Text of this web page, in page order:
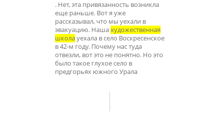
. Нет, эта привязанность возникла
еще раньше. Вот я уже
рассказывал, что мы уехали в
эвакуацию. Нашахудожественная
школауехала в село Воскресенское
в 42-м году. Почему нас туда
отвезли, вот это не понятно. Но это
было такое глухое село в
предгорьях южного Урала